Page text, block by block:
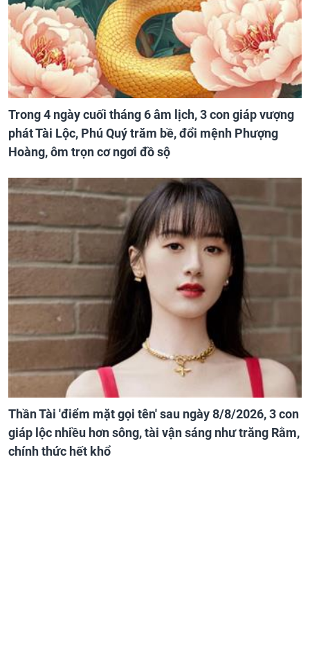
Trong 4 ngày cuối tháng 6 âm lịch, 3 con giáp vượng
phát Tài Lộc, Phú Quý trăm bề, đổi mệnh Phượng
Hoàng, ôm trọn cơ ngơi đồ sộ
Thần Tài 'điểm mặt gọi tên' sau ngày 8/8/2026, 3 con
giáp lộc nhiều hơn sông, tài vận sáng như trăng Rằm,
chính thức hết khổ